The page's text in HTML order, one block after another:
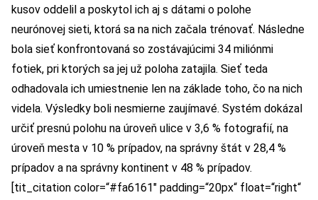
kusov oddelil a poskytol ich aj s dátami o polohe
neurónovej sieti, ktorá sa na nich začala trénovať. Následne
bola sieť konfrontovaná so zostávajúcimi 34 miliónmi
fotiek, pri ktorých sa jej už poloha zatajila. Sieť teda
odhadovala ich umiestnenie len na základe toho, čo na nich
videla. Výsledky boli nesmierne zaujímavé. Systém dokázal
určiť presnú polohu na úroveň ulice v 3,6 % fotografií, na
úroveň mesta v 10 % prípadov, na správny štát v 28,4 %
prípadov a na správny kontinent v 48 % prípadov.
[tit_citation color=“#fa6161″ padding=“20px“ float=“right“